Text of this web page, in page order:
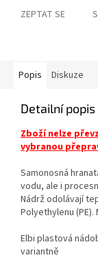
ZEPTAT SE
Popis Diskuze
Detailní
Zboží nelze
vybranou
Samonosná
vodu, ale i
Nádrž odolávají
Polyethylenu
Elbi plastová
variantně